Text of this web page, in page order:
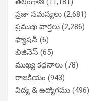
ప్రజా సమస్యలు (2,681)
ప్రముఖ వార్తలు (2,286)
ఫ్యాషన్ (6)
బిజినెస్ (65)
ముఖ్య కథనాలు (78)
రాజకీయం (943)
విద్య & ఉద్యోగము (496)